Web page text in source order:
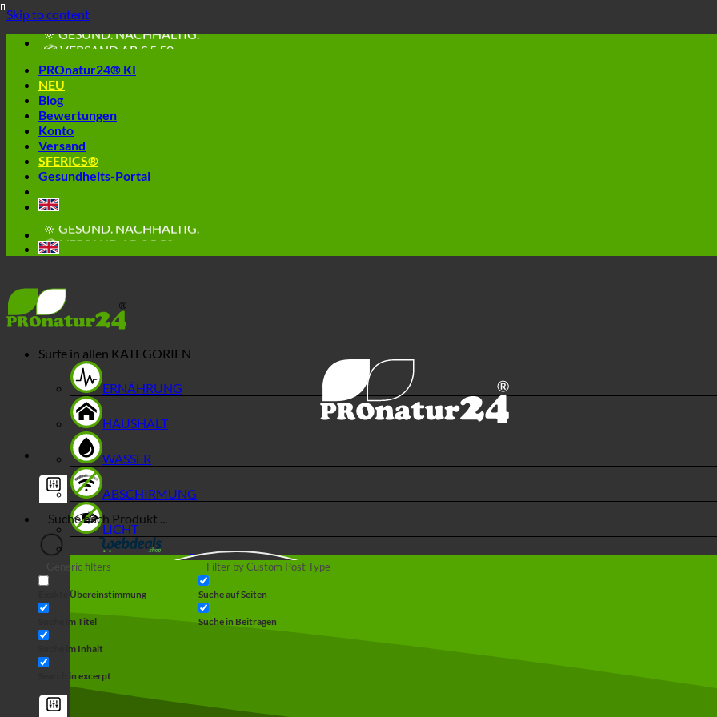
Skip to content
🔆 GESUND. NACHHALTIG.
📦 VERSAND AB € 5,50
🔖 KAUF AUF RECHNUNG
PROnatur24® KI
NEU
Blog
Bewertungen
Konto
Versand
SFERICS®
Gesundheits-Portal
🔆 EINFACH. FUNKTIONIERT.
📦 VERSAND AB € 5,50
🔖 KAUF AUF RECHNUNG
Generic filters
Exakte Übereinstimmung
Suche im Titel
Suche im Inhalt
Search in excerpt
Filter by Custom Post Type
Suche auf Seiten
Suche in Beiträgen
Surfe in allen KATEGORIEN
ERNÄHRUNG
HAUSHALT
WASSER
ABSCHIRMUNG
LICHT